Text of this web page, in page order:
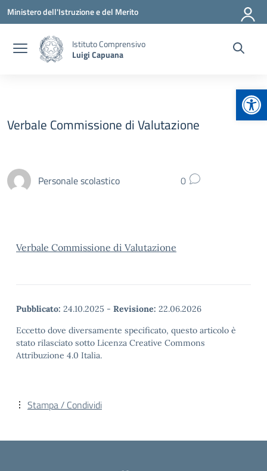
Vai ai contenuti
Vai al menu di navigazione
Vai al footer
Ministero dell'Istruzione e del Merito
Istituto Comprensivo
Luigi Capuana
Verbale Commissione di Valutazione
Personale scolastico 0
Verbale Commissione di Valutazione
Pubblicato: 24.10.2025 - Revisione: 22.06.2026
Eccetto dove diversamente specificato, questo articolo è
stato rilasciato sotto Licenza Creative Commons
Attribuzione 4.0 Italia.
Stampa / Condividi